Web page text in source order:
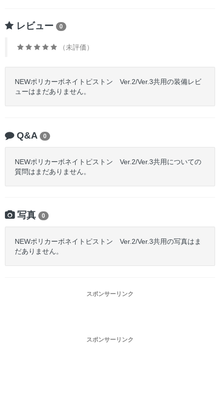
レビュー 0
（未評価）
NEWポリカーボネイトピストン Ver.2/Ver.3共用の装備レビ
ューはまだありません。
Q&A 0
NEWポリカーボネイトピストン Ver.2/Ver.3共用についての
質問はまだありません。
写真 0
NEWポリカーボネイトピストン Ver.2/Ver.3共用の写真はま
だありません。
スポンサーリンク
スポンサーリンク